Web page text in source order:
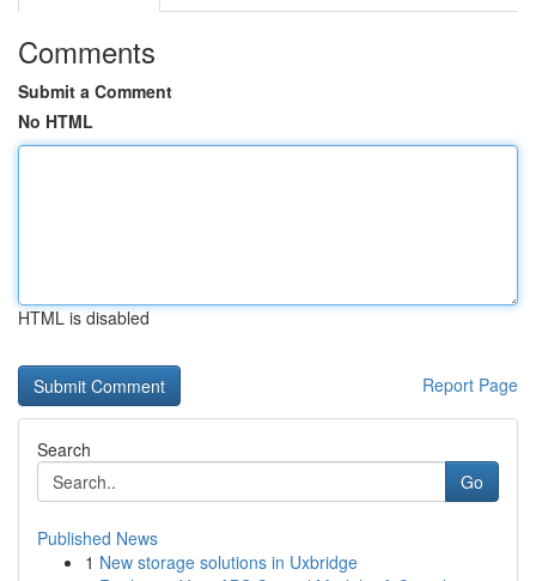
Comments
Submit a Comment
No HTML
HTML is disabled
Report Page
Search
Go
Published News
1 New storage solutions in Uxbridge